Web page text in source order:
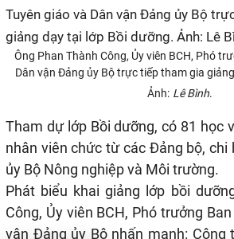
Ông Phan Thành Công, Ủy viên BCH, Phó
Dân vận Đảng ủy Bộ trực tiếp tham gia
Ảnh: Lê Bình.
Tham dự lớp Bồi dưỡng, có 81 học
nhân viên chức từ các Đảng bộ,
ủy Bộ Nông nghiệp và Môi trường.
Phát biểu khai giảng lớp bồi
Công, Ủy viên BCH, Phó trưởng
vận Đảng ủy Bộ nhấn mạnh: